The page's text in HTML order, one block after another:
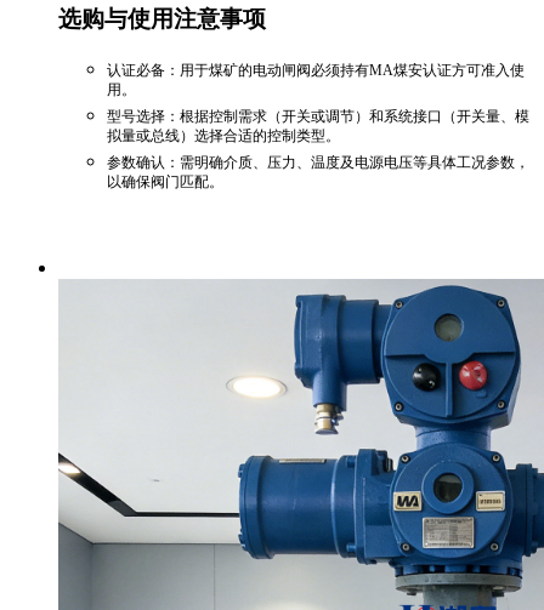
选购与使用注意事项
‌认证必备‌：用于煤矿的电动闸阀必须持有MA煤安认证方可准入使
用。‌
‌型号选择‌：根据控制需求（开关或调节）和系统接口（开关量、模
拟量或总线）选择合适的控制类型。
‌参数确认‌：需明确介质、压力、温度及电源电压等具体工况参数，
以确保阀门匹配。